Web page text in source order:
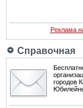
Реклама
Справочная
городов